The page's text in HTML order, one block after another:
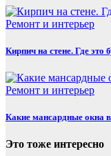
Ремонт и интерьер
Кирпич на стене. Где это
Ремонт и интерьер
Какие мансардные окна
Это тоже интересно